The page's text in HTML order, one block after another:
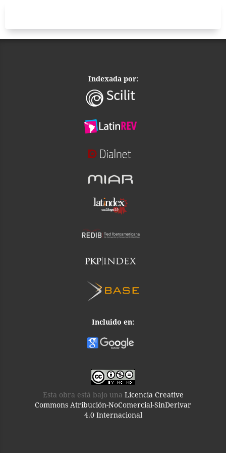
Indexada por:
Incluido en:
Esta obra está bajo una Licencia Creative
Commons Atribución-NoComercial-SinDerivar
4.0 Internacional